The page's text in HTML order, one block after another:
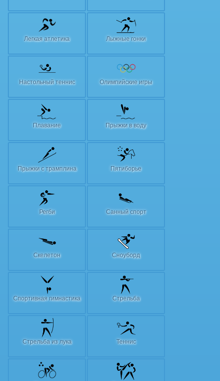
Легкая атлетика Лыжные гонки
Настольный теннис Олимпийские игры
Плавание Прыжки в воду
Прыжки с трамплина Пятиборье
Регби Санный спорт
Скелетон Сноуборд
Спортивная гимнастика Стрельба
Стрельба из лука Теннис